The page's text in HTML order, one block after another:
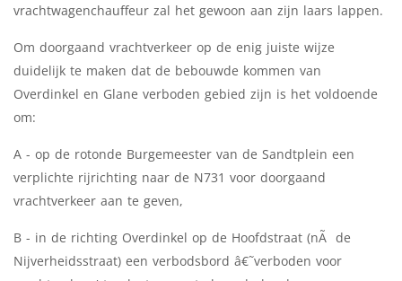
vrachtwagenchauffeur zal het gewoon aan zijn laars lappen.
Om doorgaand vrachtverkeer op de enig juiste wijze
duidelijk te maken dat de bebouwde kommen van
Overdinkel en Glane verboden gebied zijn is het voldoende
om:
A - op de rotonde Burgemeester van de Sandtplein een
verplichte rijrichting naar de N731 voor doorgaand
vrachtverkeer aan te geven,
B - in de richting Overdinkel op de Hoofdstraat (nÃ de
Nijverheidsstraat) een verbodsbord â€˜verboden voor